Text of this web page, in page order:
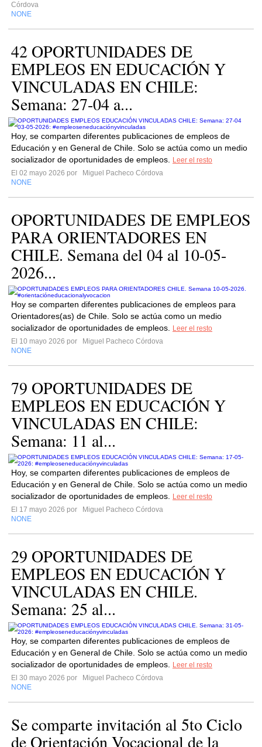
Córdova
NONE
42 OPORTUNIDADES DE
EMPLEOS EN EDUCACIÓN Y
VINCULADAS EN CHILE:
Semana: 27-04 a...
Hoy, se comparten diferentes publicaciones de empleos de
Educación y en General de Chile. Solo se actúa como un medio
socializador de oportunidades de empleos.
Leer el resto
El 02 mayo 2026 por
Miguel Pacheco Córdova
NONE
OPORTUNIDADES DE EMPLEOS
PARA ORIENTADORES EN
CHILE. Semana del 04 al 10-05-
2026...
Hoy se comparten diferentes publicaciones de empleos para
Orientadores(as) de Chile. Solo se actúa como un medio
socializador de oportunidades de empleos.
Leer el resto
El 10 mayo 2026 por
Miguel Pacheco Córdova
NONE
79 OPORTUNIDADES DE
EMPLEOS EN EDUCACIÓN Y
VINCULADAS EN CHILE:
Semana: 11 al...
Hoy, se comparten diferentes publicaciones de empleos de
Educación y en General de Chile. Solo se actúa como un medio
socializador de oportunidades de empleos.
Leer el resto
El 17 mayo 2026 por
Miguel Pacheco Córdova
NONE
29 OPORTUNIDADES DE
EMPLEOS EN EDUCACIÓN Y
VINCULADAS EN CHILE.
Semana: 25 al...
Hoy, se comparten diferentes publicaciones de empleos de
Educación y en General de Chile. Solo se actúa como un medio
socializador de oportunidades de empleos.
Leer el resto
El 30 mayo 2026 por
Miguel Pacheco Córdova
NONE
Se comparte invitación al 5to Ciclo
de Orientación Vocacional de la